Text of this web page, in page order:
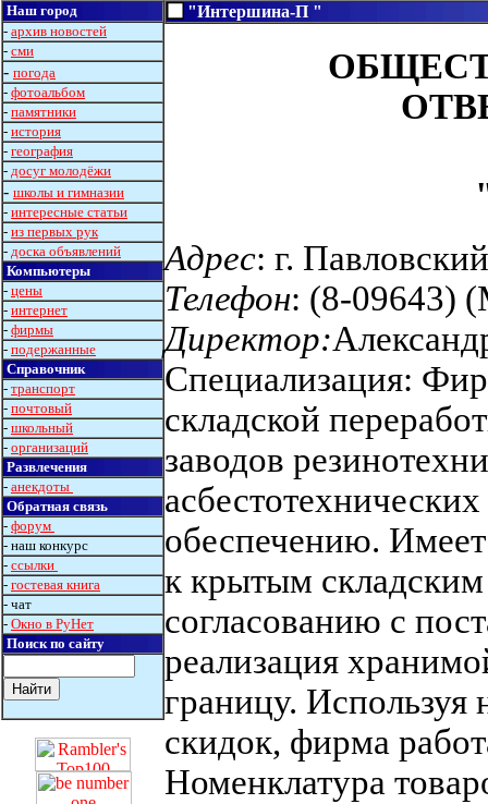
Наш город
- архив новостей
- сми
- погода
- фотоальбом
- памятники
- история
- география
- досуг молодёжи
- школы и гимназии
- интересные статьи
- из первых рук
- доска объявлений
Компьютеры
- цены
- интернет
- фирмы
- подержанные
Справочник
- транспорт
- почтовый
- школьный
- организаций
Развлечения
- анекдоты
Обратная связь
- форум
- наш конкурс
- ссылки
- гостевая книга
- чат
- Окно в РуНет
Поиск по сайту
"Интершина-П "
Адрес: г.
Телефон: (8-09643)
Директор:
Специализация:
складской
заводов
обеспечению.
к крытым
согласованию с
реализация
границу.
скидок, фирма
Номенклатура